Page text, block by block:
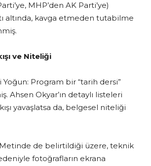
MHP’den AK Parti’ye)
altında, kavga etmeden tutabilme
ve Niteliği
Program bir “tarih dersi”
Ahsen Okyar’ın detaylı listeleri
yavaşlatsa da, belgesel niteliği
de belirtildiği üzere, teknik
fotoğrafların ekrana